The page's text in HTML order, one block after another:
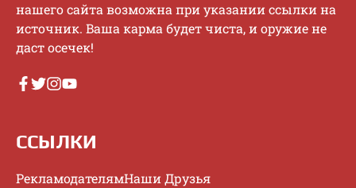
нaшeгo caйтa вoзмoжнa пpи укaзaнии ccылки нa
иcтoчник. Baшa кapмa будeт чиcтa, и opужиe нe
дacт oceчeк!
ССЫЛКИ
РекламодателямНаши Друзья